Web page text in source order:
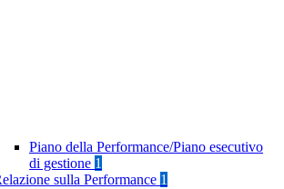
Piano della Performance/Piano esecutivo
di gestione 1
sulla Performance 1